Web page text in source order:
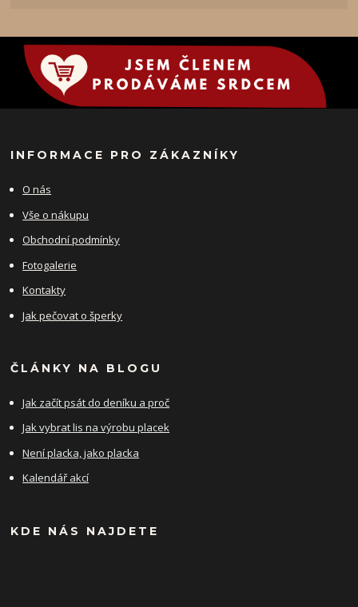
INFORMACE PRO ZÁKAZNÍKY
O nás
Vše o nákupu
Obchodní podmínky
Fotogalerie
Kontakty
Jak pečovat o šperky
ČLÁNKY NA BLOGU
Jak začít psát do deníku a proč
Jak vybrat lis na výrobu placek
Není placka, jako placka
Kalendář akcí
KDE NÁS NAJDETE